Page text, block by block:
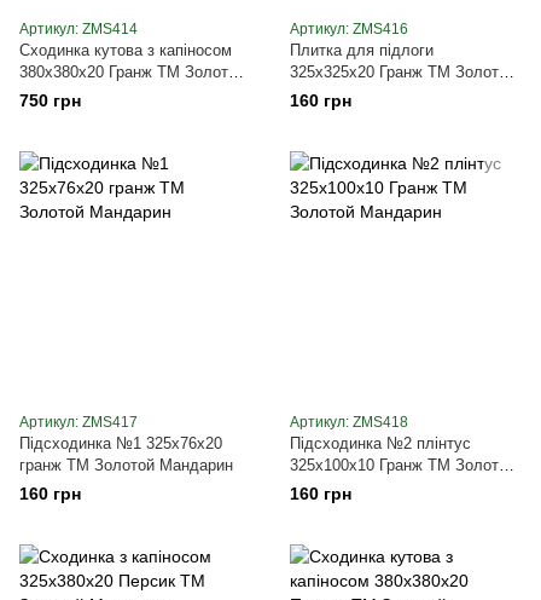
Артикул: ZMS414
Сходинка кутова з капіносом
380х380х20 Гранж ТМ Золотой
Мандарин
750 грн
Артикул: ZMS416
Плитка для підлоги
325х325х20 Гранж ТМ Золотой
Мандарин
160 грн
Артикул: ZMS417
Підсходинка №1 325х76х20
гранж ТМ Золотой Мандарин
160 грн
Артикул: ZMS418
Підсходинка №2 плінтус
325х100х10 Гранж ТМ Золотой
Мандарин
160 грн